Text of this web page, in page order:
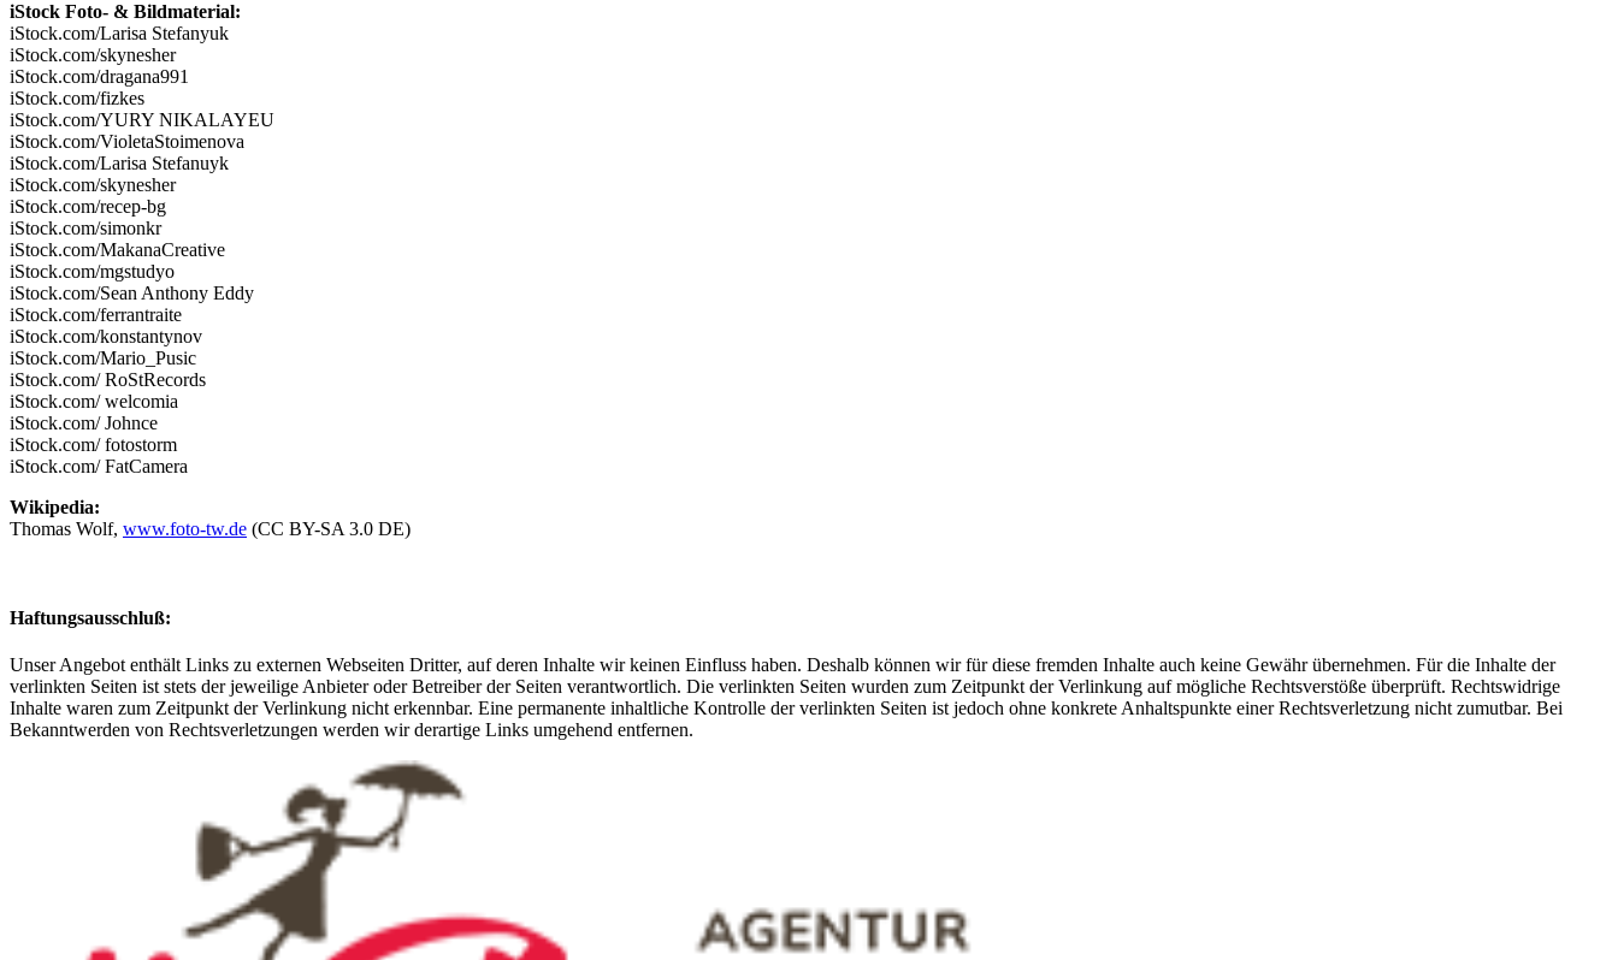
iStock Foto- & Bildmaterial:
iStock.com/Larisa Stefanyuk
iStock.com/skynesher
iStock.com/dragana991
iStock.com/fizkes
iStock.com/YURY NIKALAYEU
iStock.com/VioletaStoimenova
iStock.com/Larisa Stefanuyk
iStock.com/skynesher
iStock.com/recep-bg
iStock.com/simonkr
iStock.com/MakanaCreative
iStock.com/mgstudyo
iStock.com/Sean Anthony Eddy
iStock.com/ferrantraite
iStock.com/konstantynov
iStock.com/Mario_Pusic
iStock.com/ RoStRecords
iStock.com/ welcomia
iStock.com/ Johnce
iStock.com/ fotostorm
iStock.com/ FatCamera
Wikipedia:
Thomas Wolf, www.foto-tw.de (CC BY-SA 3.0 DE)
Haftungsausschluß:
Unser Angebot enthält Links zu externen Webseiten Dritter, auf deren Inhalte wir keinen Einfluss haben. Deshalb können wir für diese fremden Inhalte auch keine Gewähr übernehmen. Für die Inhalte der
verlinkten Seiten ist stets der jeweilige Anbieter oder Betreiber der Seiten verantwortlich. Die verlinkten Seiten wurden zum Zeitpunkt der Verlinkung auf mögliche Rechtsverstöße überprüft. Rechtswidrige
Inhalte waren zum Zeitpunkt der Verlinkung nicht erkennbar. Eine permanente inhaltliche Kontrolle der verlinkten Seiten ist jedoch ohne konkrete Anhaltspunkte einer Rechtsverletzung nicht zumutbar. Bei
Bekanntwerden von Rechtsverletzungen werden wir derartige Links umgehend entfernen.